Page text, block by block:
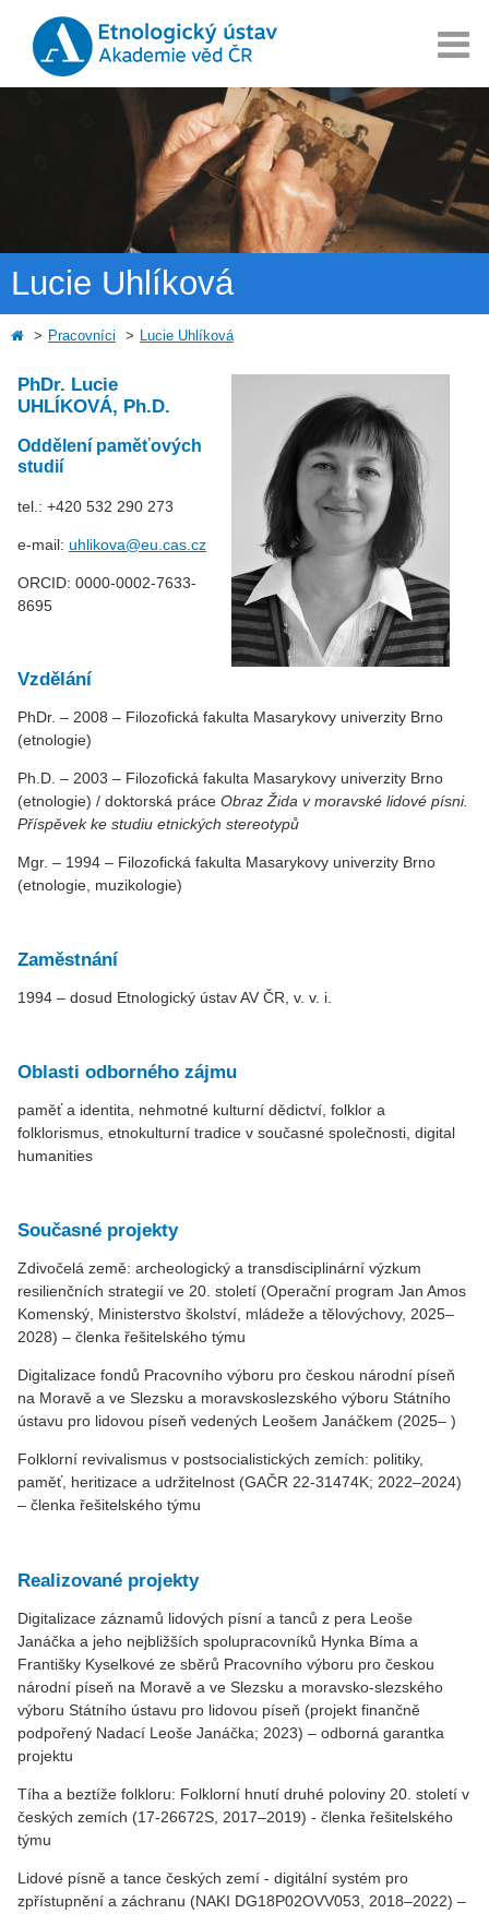
Lucie Uhlíková
Pracovníci Lucie Uhlíková
PhDr. Lucie
UHLÍKOVÁ, Ph.D.
Oddělení paměťových
studií
tel.: +420 532 290 273
e-mail: uhlikova@eu.cas.cz
ORCID: 0000-0002-7633-
8695
Vzdělání
PhDr. – 2008 – Filozofická fakulta Masarykovy univerzity Brno
(etnologie)
Ph.D. – 2003 – Filozofická fakulta Masarykovy univerzity Brno
(etnologie) / doktorská práce Obraz Žida v moravské lidové písni.
Příspěvek ke studiu etnických stereotypů
Mgr. – 1994 – Filozofická fakulta Masarykovy univerzity Brno
(etnologie, muzikologie)
Zaměstnání
1994 – dosud Etnologický ústav AV ČR, v. v. i.
Oblasti odborného zájmu
paměť a identita, nehmotné kulturní dědictví, folklor a
folklorismus, etnokulturní tradice v současné společnosti, digital
humanities
Současné projekty
Zdivočelá země: archeologický a transdisciplinární výzkum
resilienčních strategií ve 20. století (Operační program Jan Amos
Komenský, Ministerstvo školství, mládeže a tělovýchovy, 2025–
2028) – členka řešitelského týmu
Digitalizace fondů Pracovního výboru pro českou národní píseň
na Moravě a ve Slezsku a moravskoslezského výboru Státního
ústavu pro lidovou píseň vedených Leošem Janáčkem (2025– )
Folklorní revivalismus v postsocialistických zemích: politiky,
paměť, heritizace a udržitelnost (GAČR 22-31474K; 2022–2024)
– členka řešitelského týmu
Realizované projekty
Digitalizace záznamů lidových písní a tanců z pera Leoše
Janáčka a jeho nejbližších spolupracovníků Hynka Bíma a
Františky Kyselkové ze sběrů Pracovního výboru pro českou
národní píseň na Moravě a ve Slezsku a moravsko-slezského
výboru Státního ústavu pro lidovou píseň (projekt finančně
podpořený Nadací Leoše Janáčka; 2023) – odborná garantka
projektu
Tíha a beztíže folkloru: Folklorní hnutí druhé poloviny 20. století v
českých zemích (17-26672S, 2017–2019) - členka řešitelského
týmu
Lidové písně a tance českých zemí - digitální systém pro
zpřístupnění a záchranu (NAKI DG18P02OVV053, 2018–2022) –